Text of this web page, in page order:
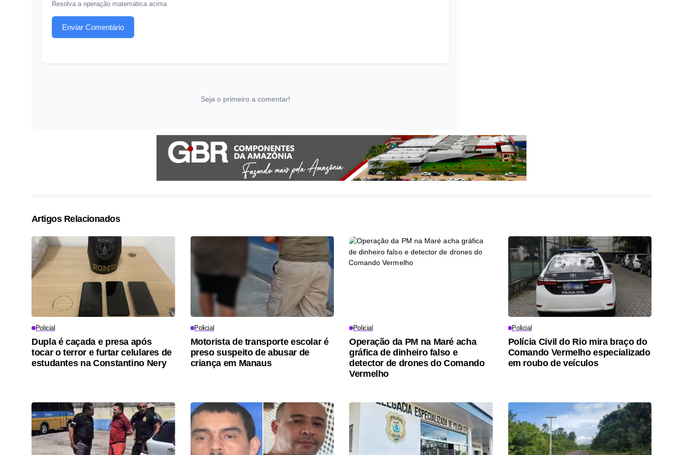
Resolva a operação matemática acima
Enviar Comentário
Seja o primeiro a comentar!
Artigos Relacionados
Policial
Dupla é caçada e presa após
tocar o terror e furtar celulares de
estudantes na Constantino Nery
Policial
Motorista de transporte escolar é
preso suspeito de abusar de
criança em Manaus
Policial
Operação da PM na Maré acha
gráfica de dinheiro falso e
detector de drones do Comando
Vermelho
Policial
Polícia Civil do Rio mira braço do
Comando Vermelho especializado
em roubo de veículos